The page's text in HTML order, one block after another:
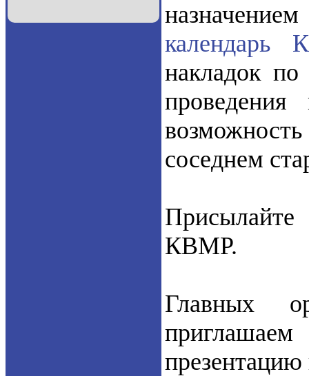
календарь
накладок
соседнем
Присылайте
КВМР.
Главных
презентацию